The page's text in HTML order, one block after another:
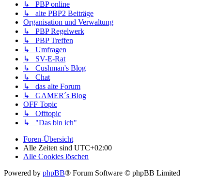
↳ PBP online
↳ alte PBP2 Beiträge
Organisation und Verwaltung
↳ PBP Regelwerk
↳ PBP Treffen
↳ Umfragen
↳ SV-E-Rat
↳ Cushman's Blog
↳ Chat
↳ das alte Forum
↳ GAMER´s Blog
OFF Topic
↳ Offtopic
↳ "Das bin ich"
Foren-Übersicht
Alle Zeiten sind UTC+02:00
Alle Cookies löschen
Powered by phpBB® Forum Software © phpBB Limited